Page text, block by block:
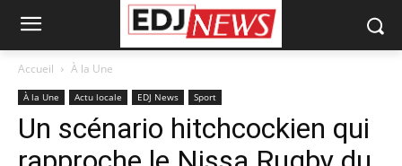
Accueil À la Une
À la Une Actu locale EDJ News Sport
Un scénario hitchcockien qui